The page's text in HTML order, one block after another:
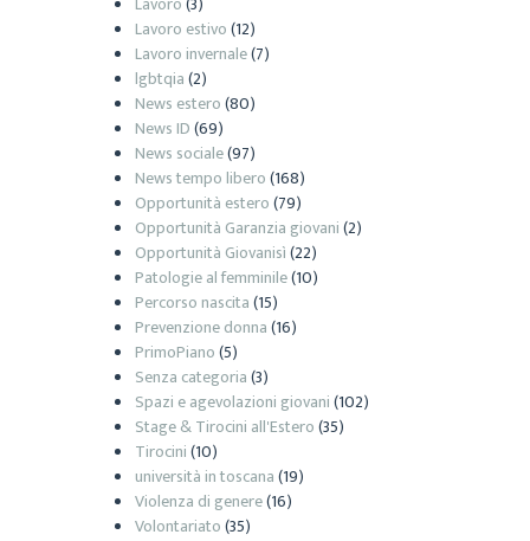
Lavoro estivo(12)
Lavoro invernale(7)
lgbtqia(2)
News estero(80)
News ID(69)
News sociale(97)
News tempo libero(168)
Opportunità estero(79)
Opportunità Garanzia giovani(2)
Opportunità Giovanisì(22)
Patologie al femminile(10)
Percorso nascita(15)
Prevenzione donna(16)
PrimoPiano(5)
Senza categoria(3)
Spazi e agevolazioni giovani(102)
Stage & Tirocini all'Estero(35)
Tirocini(10)
università in toscana(19)
Violenza di genere(16)
Volontariato(35)